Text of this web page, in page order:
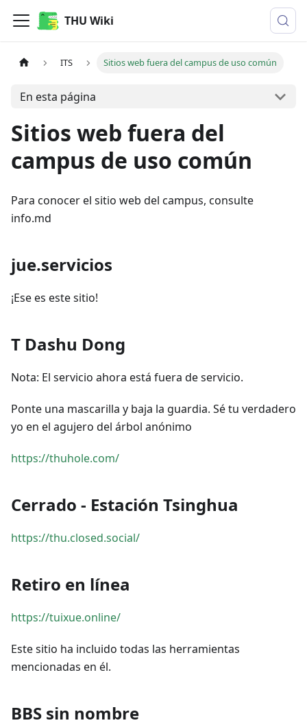
THU Wiki
ITS Sitios web fuera del campus de uso común
En esta página
Sitios web fuera del
campus de uso común
Para conocer el sitio web del campus, consulte
info.md
jue.servicios
¡Ese es este sitio!
T Dashu Dong
Nota: El servicio ahora está fuera de servicio.
Ponte una mascarilla y baja la guardia. Sé tu verdadero
yo en el agujero del árbol anónimo
https://thuhole.com/
Cerrado - Estación Tsinghua
https://thu.closed.social/
Retiro en línea
https://tuixue.online/
Este sitio ha incluido todas las herramientas
mencionadas en él.
BBS sin nombre